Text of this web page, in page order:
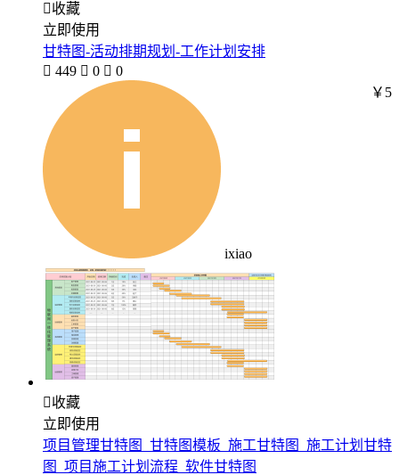
收藏
立即使用
甘特图-活动排期规划-工作计划安排
 449  0  0
ixiao
￥5
收藏
立即使用
项目管理甘特图_甘特图模板_施工甘特图_施工计划甘特
图_项目施工计划流程_软件甘特图